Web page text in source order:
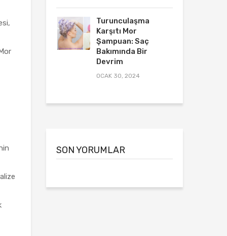
Turunculaşma
Karşıtı Mor
Şampuan: Saç
Bakımında Bir
Devrim
OCAK 30, 2024
SON YORUMLAR